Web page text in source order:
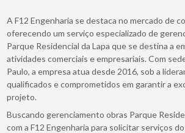
A F12 Engenharia se destaca no mercado de
oferecendo um serviço especializado de
Parque Residencial da Lapa que se destina a
atividades comerciais e empresariais. Com
Paulo, a empresa atua desde 2016, sob a
qualificados e comprometidos em garantir a
projeto.
Buscando gerenciamento obras Parque
com a F12 Engenharia para solicitar serviços